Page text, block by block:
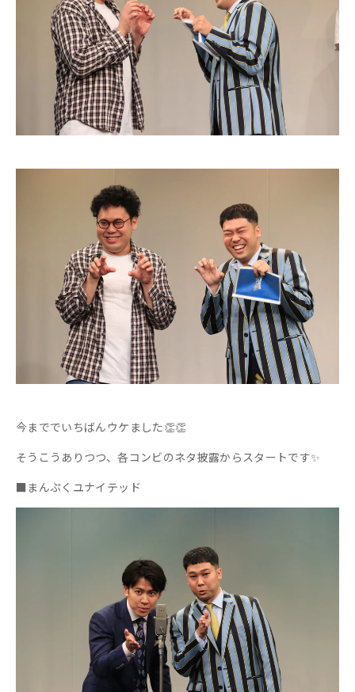
今まででいちばんウケました👏👏
そうこうありつつ、各コンビのネタ披露からスタートです✨
■まんぷくユナイテッド